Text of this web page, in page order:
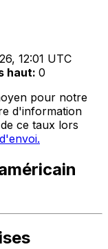
12:01 UTC
haut: 0
pour notre
d'information
ce taux lors